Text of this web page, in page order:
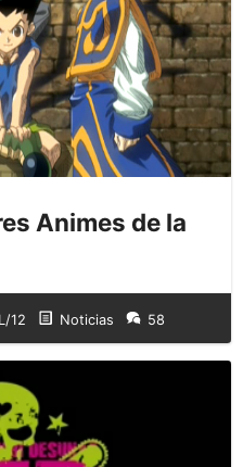
Animes de la
12 Noticias 58